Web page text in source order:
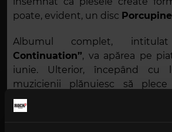
poate, evident, un disc
Albumul complet,
Continuation”, va apărea pe
iunie. Ulterior, începând cu
muzicienii plănuiesc să
european.